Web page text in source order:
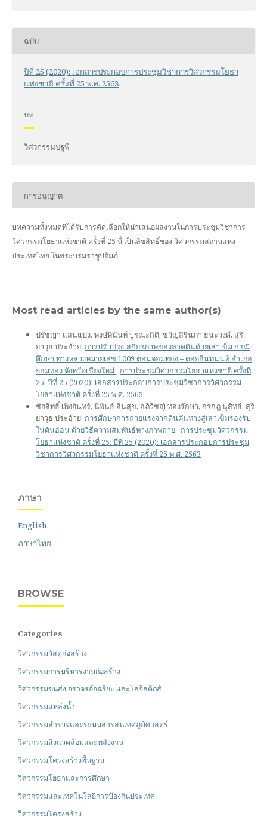
ฉบับ
ปีที่ 25 (2020): เอกสารประกอบการประชุมวิชาการวิศวกรรมโยธา
แห่งชาติ ครั้งที่ 25 พ.ศ. 2563
บท
วิศวกรรมปฐพี
การอนุญาต
บทความทั้งหมดที่ได้รับการคัดเลือกให้นำเสนอผลงานในการประชุมวิชาการ
วิศวกรรมโยธาแห่งชาติ ครั้งที่ 25 นี้ เป็นลิขสิทธิ์ของวิศวกรรมสถานแห่ง
ประเทศไทย ในพระบรมราชูปถัมภ์
Most read articles by the same author(s)
ปรัชญา แสนแปง, พงษ์พินันท์ บูรณะกิติ, ขวัญสิรินภา ธนะวงศ์, สุริ
ยาวุธ ประอ้าย, การปรับปรุงเสถียรภาพของลาดดินด้วยเสาเข็ม กรณี
ศึกษา ทางหลวงหมายเลข 1009 ตอนจอมทอง – ดอยอินทนนท์ อำเภอ
จอมทอง จังหวัดเชียงใหม่ , การประชุมวิศวกรรมโยธาแห่งชาติ ครั้งที่
25: ปีที่ 25 (2020): เอกสารประกอบการประชุมวิชาการวิศวกรรม
โยธาแห่งชาติ ครั้งที่ 25 พ.ศ. 2563
ชัยสิทธิ์ เพ็งจันทร์, นิพันธ์ อินสุข, อภิวิชญ์ ทองรักษา, กรกฎ นุสิทธ์, สุริ
ยาวุธ ประอ้าย, การศึกษาการถ่ายแรงจากดินคันทางสู่เสาเข็มรองรับ
ในดินอ่อน ด้วยวิธีความสัมพันธ์ทางภาพถ่าย , การประชุมวิศวกรรม
โยธาแห่งชาติ ครั้งที่ 25: ปีที่ 25 (2020): เอกสารประกอบการประชุม
วิชาการวิศวกรรมโยธาแห่งชาติ ครั้งที่ 25 พ.ศ. 2563
ภาษา
English
ภาษาไทย
BROWSE
Categories
วิศวกรรมวัสดุก่อสร้าง
วิศวกรรมการบริหารงานก่อสร้าง
วิศวกรรมขนส่ง จราจรอัจฉริยะ และโลจิสติกส์
วิศวกรรมแหล่งน้ำ
วิศวกรรมสำรวจและระบบสารสนเทศภูมิศาสตร์
วิศวกรรมสิ่งแวดล้อมและพลังงาน
วิศวกรรมโครงสร้างพื้นฐาน
วิศวกรรมโยธาและการศึกษา
วิศวกรรมและเทคโนโลยีการป้องกันประเทศ
วิศวกรรมโครงสร้าง